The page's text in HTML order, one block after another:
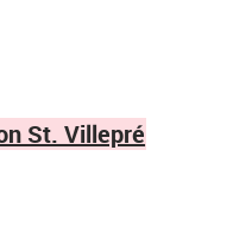
St. Villepré